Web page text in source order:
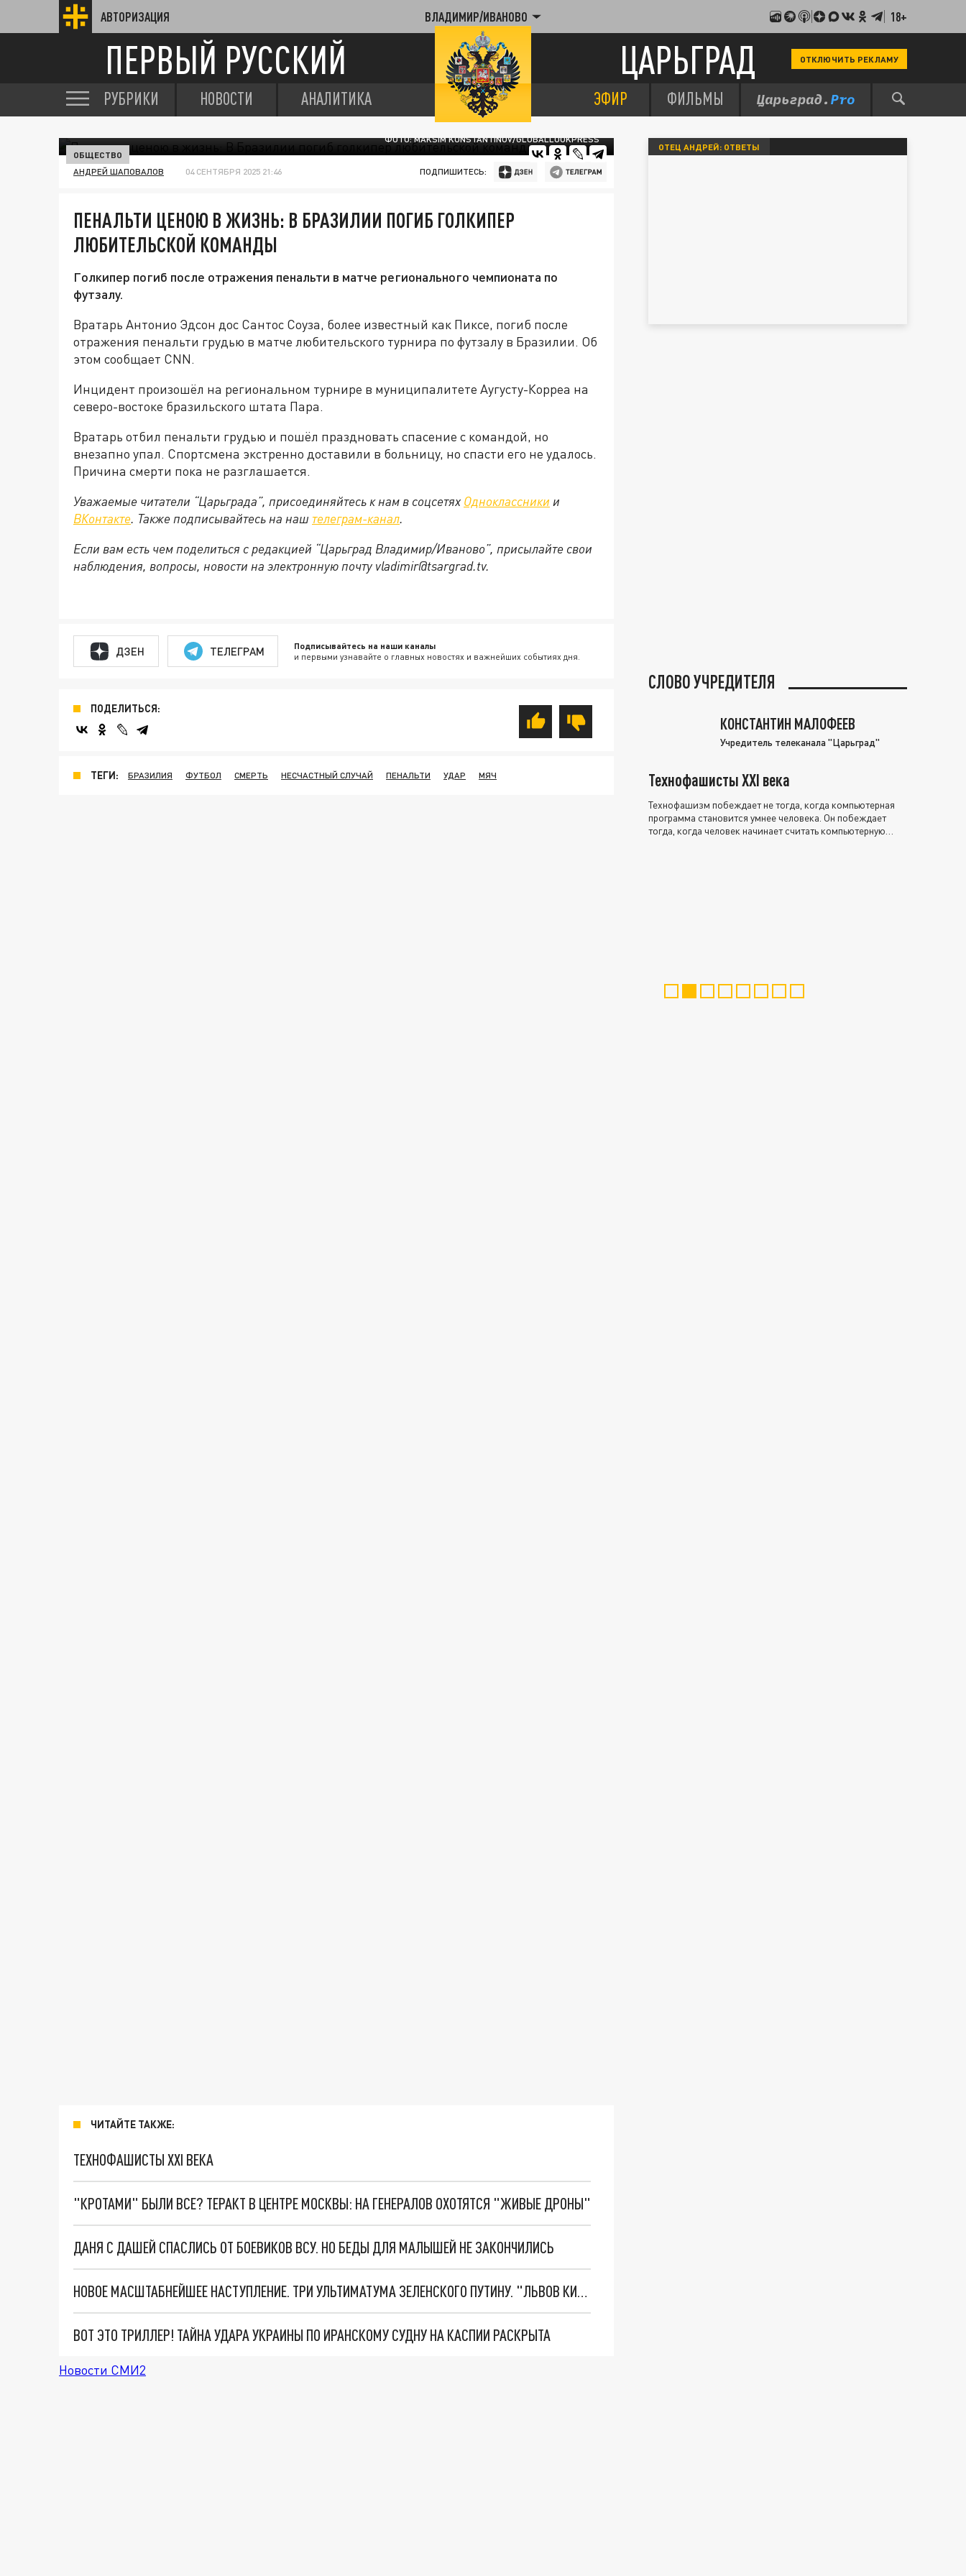
АВТОРИЗАЦИЯ ВЛАДИМИР/ИВАНОВО 18+
ПЕРВЫЙ РУССКИЙ ЦАРЬГРАД ОТКЛЮЧИТЬ РЕКЛАМУ
РУБРИКИ НОВОСТИ АНАЛИТИКА ЭФИР ФИЛЬМЫ
ФОТО: MAKSIM KONSTANTINOV/GLOBALLOOKPRESS
ОБЩЕСТВО
АНДРЕЙ ШАПОВАЛОВ 04 СЕНТЯБРЯ 2025 21:46 ПОДПИШИТЕСЬ:
ПЕНАЛЬТИ ЦЕНОЮ В ЖИЗНЬ: В БРАЗИЛИИ ПОГИБ ГОЛКИПЕР
ЛЮБИТЕЛЬСКОЙ КОМАНДЫ
Голкипер погиб после отражения пенальти в матче регионального чемпионата по
футзалу.
Вратарь Антонио Эдсон дос Сантос Соуза, более известный как Пиксе, погиб после
отражения пенальти грудью в матче любительского турнира по футзалу в Бразилии. Об
этом сообщает CNN.
Инцидент произошёл на региональном турнире в муниципалитете Аугусту-Корреа на
северо-востоке бразильского штата Пара.
Вратарь отбил пенальти грудью и пошёл праздновать спасение с командой, но
внезапно упал. Спортсмена экстренно доставили в больницу, но спасти его не удалось.
Причина смерти пока не разглашается.
Уважаемые читатели “Царьграда”, присоединяйтесь к нам в соцсетях Одноклассники и
ВКонтакте. Также подписывайтесь на наш телеграм-канал.
Если вам есть чем поделиться с редакцией “Царьград Владимир/Иваново”, присылайте свои
наблюдения, вопросы, новости на электронную почту vladimir@tsargrad.tv.
ДЗЕН ТЕЛЕГРАМ Подписывайтесь на наши каналы
и первыми узнавайте о главных новостях и важнейших событиях дня.
ПОДЕЛИТЬСЯ:
ТЕГИ: БРАЗИЛИЯ ФУТБОЛ СМЕРТЬ НЕСЧАСТНЫЙ СЛУЧАЙ ПЕНАЛЬТИ УДАР МЯЧ
ЧИТАЙТЕ ТАКЖЕ:
ТЕХНОФАШИСТЫ XXI ВЕКА
"КРОТАМИ" БЫЛИ ВСЕ? ТЕРАКТ В ЦЕНТРЕ МОСКВЫ: НА ГЕНЕРАЛОВ ОХОТЯТСЯ "ЖИВЫЕ ДРОНЫ"
ДАНЯ С ДАШЕЙ СПАСЛИСЬ ОТ БОЕВИКОВ ВСУ. НО БЕДЫ ДЛЯ МАЛЫШЕЙ НЕ ЗАКОНЧИЛИСЬ
НОВОЕ МАСШТАБНЕЙШЕЕ НАСТУПЛЕНИЕ. ТРИ УЛЬТИМАТУМА ЗЕЛЕНСКОГО ПУТИНУ. "ЛЬВОВ КИМА" ПОСТАВЯТ НА ПВО? ГЛОБАЛЬНЫЙ ПРОРЫВ ПОД ЗАПОРОЖЬЕМ
ВОТ ЭТО ТРИЛЛЕР! ТАЙНА УДАРА УКРАИНЫ ПО ИРАНСКОМУ СУДНУ НА КАСПИИ РАСКРЫТА
Новости СМИ2
ОТЕЦ АНДРЕЙ: ОТВЕТЫ
СЛОВО УЧРЕДИТЕЛЯ
КОНСТАНТИН МАЛОФЕЕВ
Учредитель телеканала "Царьград"
Технофашисты XXI века
Технофашизм побеждает не тогда, когда компьютерная
программа становится умнее человека. Он побеждает
тогда, когда человек начинает считать компьютерную